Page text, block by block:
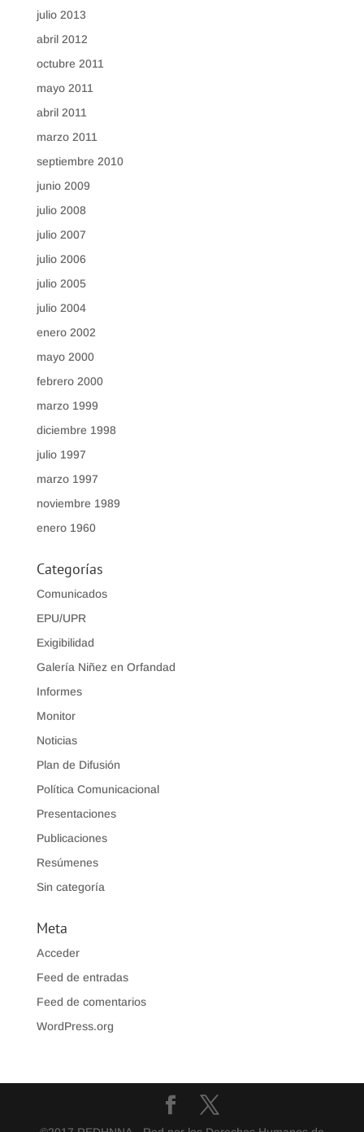
julio 2013
abril 2012
octubre 2011
mayo 2011
abril 2011
marzo 2011
septiembre 2010
junio 2009
julio 2008
julio 2007
julio 2006
julio 2005
julio 2004
enero 2002
mayo 2000
febrero 2000
marzo 1999
diciembre 1998
julio 1997
marzo 1997
noviembre 1989
enero 1960
Categorías
Comunicados
EPU/UPR
Exigibilidad
Galería Niñez en Orfandad
Informes
Monitor
Noticias
Plan de Difusión
Política Comunicacional
Presentaciones
Publicaciones
Resúmenes
Sin categoría
Meta
Acceder
Feed de entradas
Feed de comentarios
WordPress.org